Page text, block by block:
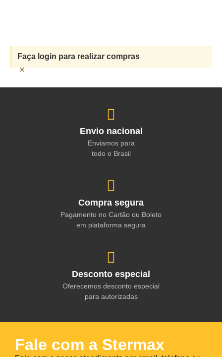
Faça login para realizar compras
×
Envio nacional
Enviamos para
todo o Brasil
Compra segura
Pagamento no Cartão ou Boleto
em plataforma segura
Desconto especial
Oferecemos desconto especial
para autorizadas
Fale com a Stermax